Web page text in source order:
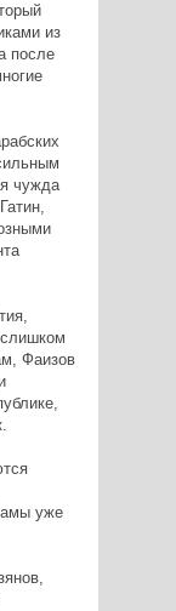
из
после
чужда
слишком
Фаизов
уже